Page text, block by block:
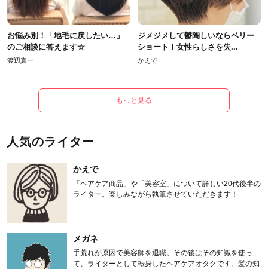
お悩み別！「地毛に戻したい…」
のご相談に答えます☆
渡辺真一
ジメジメして鬱陶しいならベリー
ショート！女性らしさを失...
かえで
もっと見る
人気のライター
かえで
「ヘアケア商品」や「美容室」について詳しい20代後半の
ライター。楽しみながら執筆させていただきます！
メガネ
手荒れが原因で美容師を退職。その後はその知識を使っ
て、ライターとして転身したヘアケアオタクです。髪の知